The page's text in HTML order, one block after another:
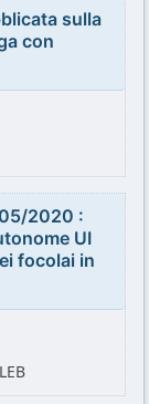
sulla
con
2020 :
UI
focolai in